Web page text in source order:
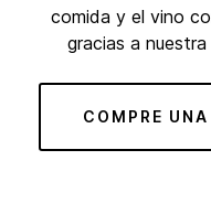
comida y el vino
gracias a
COMPRE